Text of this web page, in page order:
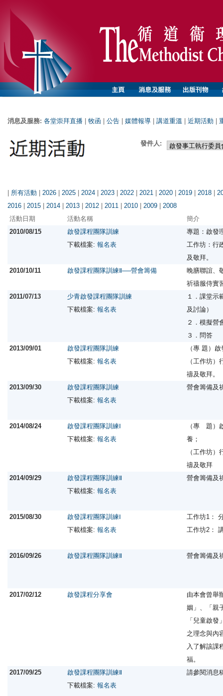
消息及服務: 各堂崇拜直播 牧函 公告 媒體報導 講道重溫 近期活動
發件人:
| 所有活動 | 2026 | 2025 | 2024 | 2023 | 2022 | 2021 | 2020 | 2019 | 2018 |
2016 | 2015 | 2014 | 2013 | 2012 | 2011 | 2010 | 2009 | 2008
活動日期
活動名稱
簡介
2010/08/15
啟發課程團隊訓練
下載檔案: 報名表
專題：啟發
工作坊：行
及敬拜。
2010/10/11
啟發課程團隊訓練Ⅱ──營會籌備
晚膳聯誼、
祈禱服侍實
2011/07/13
少青啟發課程團隊訓練
下載檔案: 報名表
１．課堂示
及討論）
２．模擬營
３．問答
2013/09/01
啟發課程團隊訓練
下載檔案: 報名表
（專 題）
（工作坊
禱及敬拜。
2013/09/30
啟發課程團隊訓練
下載檔案: 報名表
營會籌備及
2014/08/24
啟發課程團隊訓練Ⅰ
下載檔案: 報名表
（專 題）
養；
（工作坊
禱及敬拜
2014/09/29
啟發課程團隊訓練Ⅱ
下載檔案: 報名表
營會籌備及
2015/08/30
啟發課程團隊訓練Ⅰ
下載檔案: 報名表
工作坊1：
工作坊2：
2016/09/26 啟發課程團隊訓練Ⅱ 營會籌備及
2017/02/12 啟發課程分享會
由本會曾舉
姻」、「親
「兒童啟
之理念與內
入了解該課
福。
2017/09/25
啟發課程團隊訓練Ⅱ
下載檔案: 報名表
請參閱消息